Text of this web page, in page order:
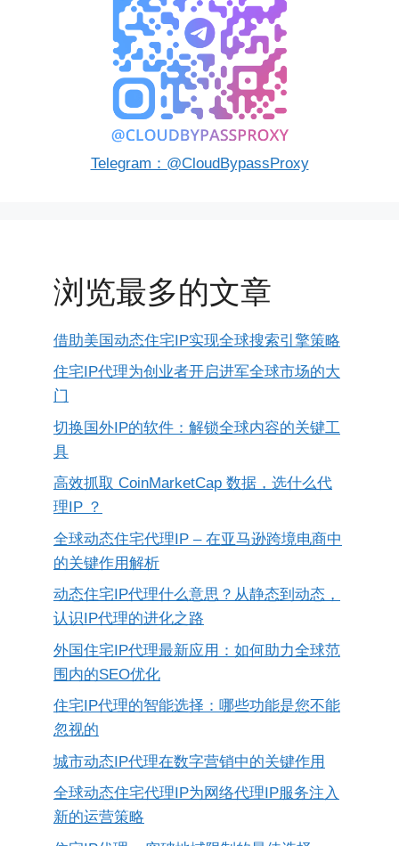
Telegram：@CloudBypassProxy
浏览最多的文章
借助美国动态住宅IP实现全球搜索引擎策略
住宅IP代理为创业者开启进军全球市场的大
门
切换国外IP的软件：解锁全球内容的关键工
具
高效抓取 CoinMarketCap 数据，选什么代
理IP ？
全球动态住宅代理IP – 在亚马逊跨境电商中
的关键作用解析
动态住宅IP代理什么意思？从静态到动态，
认识IP代理的进化之路
外国住宅IP代理最新应用：如何助力全球范
围内的SEO优化
住宅IP代理的智能选择：哪些功能是您不能
忽视的
城市动态IP代理在数字营销中的关键作用
全球动态住宅代理IP为网络代理IP服务注入
新的运营策略